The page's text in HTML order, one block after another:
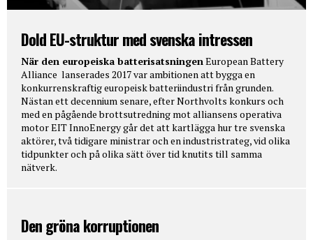
Dold EU-struktur med svenska intressen
När den europeiska batterisatsningenEuropean Battery
Alliance lanserades 2017 var ambitionen att bygga en
konkurrenskraftig europeisk batteriindustri från grunden.
Nästan ett decennium senare, efter Northvolts konkurs och
med en pågående brottsutredning mot alliansens operativa
motor EIT InnoEnergy går det att kartlägga hur tre svenska
aktörer, två tidigare ministrar och en industristrateg, vid olika
tidpunkter och på olika sätt över tid knutits till samma
nätverk.
Den gröna korruptionen